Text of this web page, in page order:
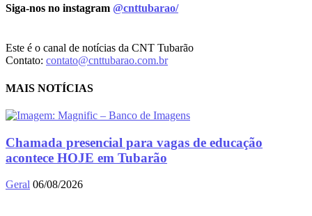
Siga-nos no instagram @cnttubarao/
Este é o canal de notícias da CNT Tubarão
Contato: contato@cnttubarao.com.br
MAIS NOTÍCIAS
Chamada presencial para vagas de educação
acontece HOJE em Tubarão
Geral 06/08/2026